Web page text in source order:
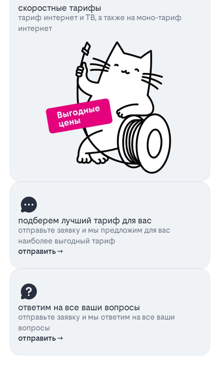
скоростные тарифы
тариф интернет и ТВ, а также на моно-тариф
интернет
подберем лучший тариф для вас
отправьте заявку и мы предложим для вас
наиболее выгодный тариф
отправить
ответим на все ваши вопросы
отправьте заявку и мы ответим на все ваши
вопросы
отправить